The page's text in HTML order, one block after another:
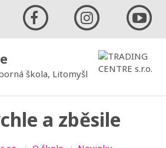
škola, Litomyšl
a zběsile